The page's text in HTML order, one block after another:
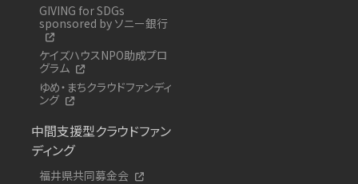
GIVING for SDGs
sponsored by ソニー銀行
ケイズハウスNPO助成プロ
グラム
ゆめ・まちクラウドファンディ
ング
中間支援型クラウドファン
ディング
福井県共同募金会